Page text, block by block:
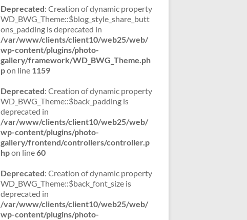
Deprecated: Creation of dynamic property
WD_BWG_Theme::$blog_style_share_butt
ons_padding is deprecated in
/var/www/clients/client10/web25/web/
wp-content/plugins/photo-
gallery/framework/WD_BWG_Theme.ph
pon line 1159
Deprecated: Creation of dynamic property
WD_BWG_Theme::$back_padding is
deprecated in
/var/www/clients/client10/web25/web/
wp-content/plugins/photo-
gallery/frontend/controllers/controller.p
hpon line60
Deprecated: Creation of dynamic property
WD_BWG_Theme::$back_font_size is
deprecated in
/var/www/clients/client10/web25/web/
wp-content/plugins/photo-